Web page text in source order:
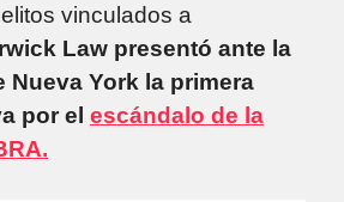
vinculados a
Law presentó ante la
Nueva York la primera
por el escándalo de la